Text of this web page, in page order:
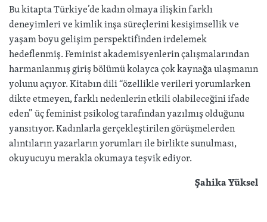
Bu kitapta Türkiye’de kadın olmaya ilişkin farklı
deneyimleri ve kimlik inşa süreçlerini kesişimsellik ve
yaşam boyu gelişim perspektifinden irdelemek
hedeflenmiş. Feminist akademisyenlerin çalışmalarından
harmanlanmış giriş bölümü kolayca çok kaynağa ulaşmanın
yolunu açıyor. Kitabın dili “özellikle verileri yorumlarken
dikte etmeyen, farklı nedenlerin etkili olabileceğini ifade
eden” üç feminist psikolog tarafından yazılmış olduğunu
yansıtıyor. Kadınlarla gerçekleştirilen görüşmelerden
alıntıların yazarların yorumları ile birlikte sunulması,
okuyucuyu merakla okumaya teşvik ediyor.
Şahika Yüksel